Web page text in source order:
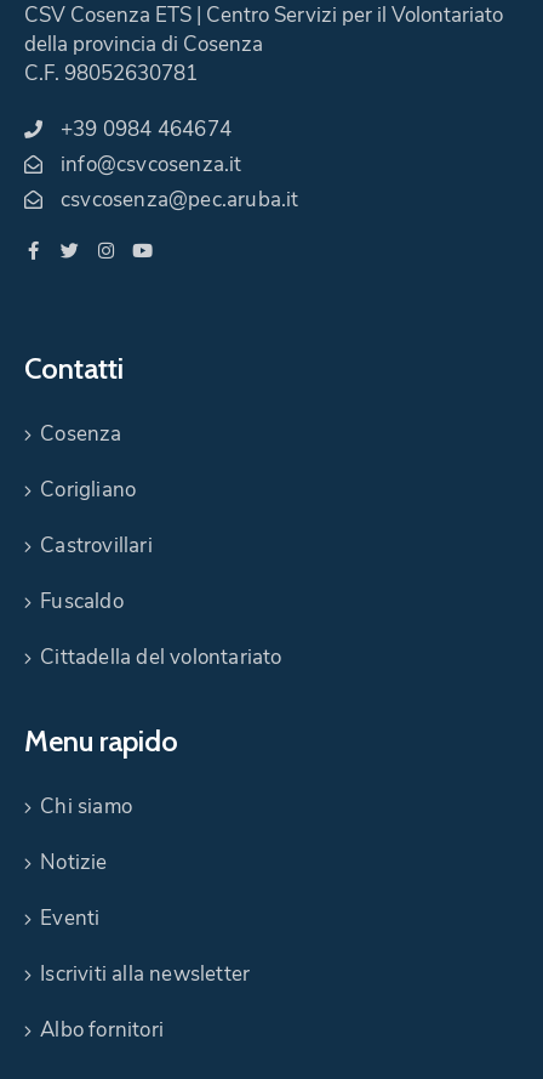
CSV Cosenza ETS | Centro Servizi per il Volontariato
della provincia di Cosenza
C.F. 98052630781
+39 0984 464674
info@csvcosenza.it
csvcosenza@pec.aruba.it
Contatti
Cosenza
Corigliano
Castrovillari
Fuscaldo
Cittadella del volontariato
Menu rapido
Chi siamo
Notizie
Eventi
Iscriviti alla newsletter
Albo fornitori